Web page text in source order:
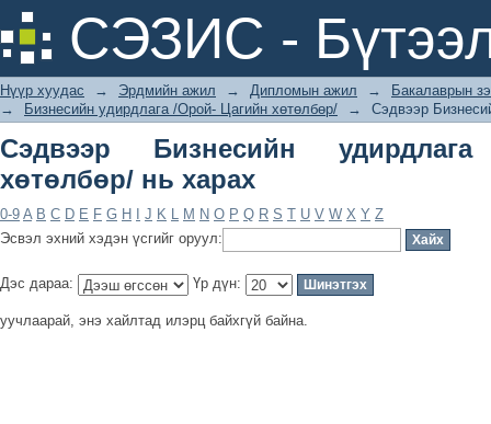
СЭЗИС -
Сэдвээр Бизнесийн удирдлага /
Нүүр хуудас → Эрдмийн ажил → Дипломын ажил →
Бакалаврын
→
Бизнесийн удирдлага /Орой- Цагийн хөтөлбөр/ → Сэдвээр
Сэдвээр Бизнесийн
хөтөлбөр/ нь харах
0-9 A B C D E F G H J K L M N O P Q R S T U V W X Y Z
Эсвэл эхний хэдэн үсгийг оруул:
Дэс дараа: Үр дүн:
уучлаарай, энэ хайлтад илэрц байхгүй байна.